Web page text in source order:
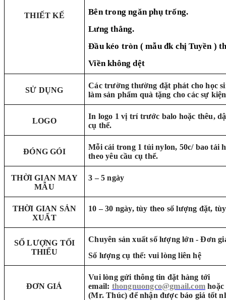
THIẾT KẾ
Bên trong ngăn phụ trống.
Lưng thẳng.
Đầu kéo tròn ( mẫu đk chị Tuyền )
Viền không dệt
SỬ DỤNG
Các trường thường đặt phát cho học
làm sản phẩm quà tặng cho các sự
LOGO
In logo 1 vị trí trước balo hoặc thêu,
cụ thể.
ĐÓNG GÓI
Mỗi cái trong 1 túi nylon, 50c/ bao tải
theo yêu cầu cụ thể.
THỜI GIAN MAY
MẪU
3 – 5 ngày
THỜI GIAN SẢN
XUẤT
10 – 30 ngày, tùy theo số lượng đặt,
SỐ LƯỢNG TỐI
THIỂU
Chuyên sản xuất số lượng lớn - Đơn
Số lượng cụ thể: vui lòng liên hệ
ĐƠN GIÁ
Vui lòng gửi thông tin đặt hàng tới
email: thongnuongco@gmail.com hoặc
(Mr. Thúc) để nhận được báo giá tốt